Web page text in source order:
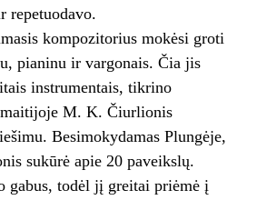
repetuodavo.
kompozitorius mokėsi groti
pianinu ir vargonais. Čia jis
instrumentais, tikrino
M. K. Čiurlionis
Besimokydamas Plungėje,
sukūrė apie 20 paveikslų.
gabus, todėl jį greitai priėmė į